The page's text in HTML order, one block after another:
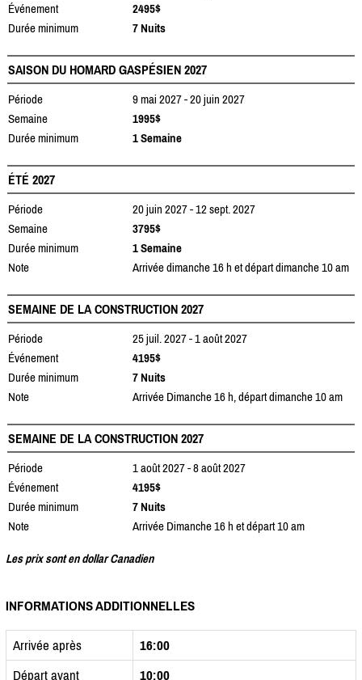
Événement
2495$
Durée minimum
7 Nuits
SAISON DU HOMARD GASPÉSIEN 2027
Période
9 mai 2027 - 20 juin 2027
Semaine
1995$
Durée minimum
1 Semaine
ÉTÉ 2027
Période
20 juin 2027 - 12 sept. 2027
Semaine
3795$
Durée minimum
1 Semaine
Note
Arrivée dimanche 16 h et départ dimanche 10 am
SEMAINE DE LA CONSTRUCTION 2027
Période
25 juil. 2027 - 1 août 2027
Événement
4195$
Durée minimum
7 Nuits
Note
Arrivée Dimanche 16 h, départ dimanche 10 am
SEMAINE DE LA CONSTRUCTION 2027
Période
1 août 2027 - 8 août 2027
Événement
4195$
Durée minimum
7 Nuits
Note
Arrivée Dimanche 16 h et départ 10 am
Les prix sont en dollar Canadien
INFORMATIONS ADDITIONNELLES
Arrivée après
16:00
Départ avant
10:00